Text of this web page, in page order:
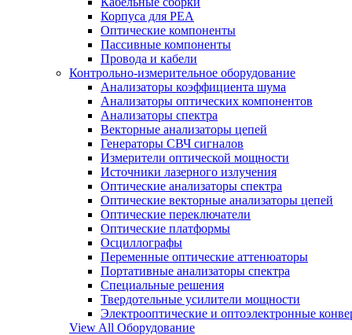
Корпуса для РЕА
Оптические компоненты
Пассивные компоненты
Провода и кабели
Контрольно-измерительное оборудование
Анализаторы коэффициента шума
Анализаторы оптических компонентов
Анализаторы спектра
Векторные анализаторы цепей
Генераторы СВЧ сигналов
Измерители оптической мощности
Источники лазерного излучения
Оптические анализаторы спектра
Оптические векторные анализаторы цепей
Оптические переключатели
Оптические платформы
Осциллографы
Переменные оптические аттенюаторы
Портативные анализаторы спектра
Специальные решения
Твердотельные усилители мощности
Электрооптические и оптоэлектронные
View All Оборудование